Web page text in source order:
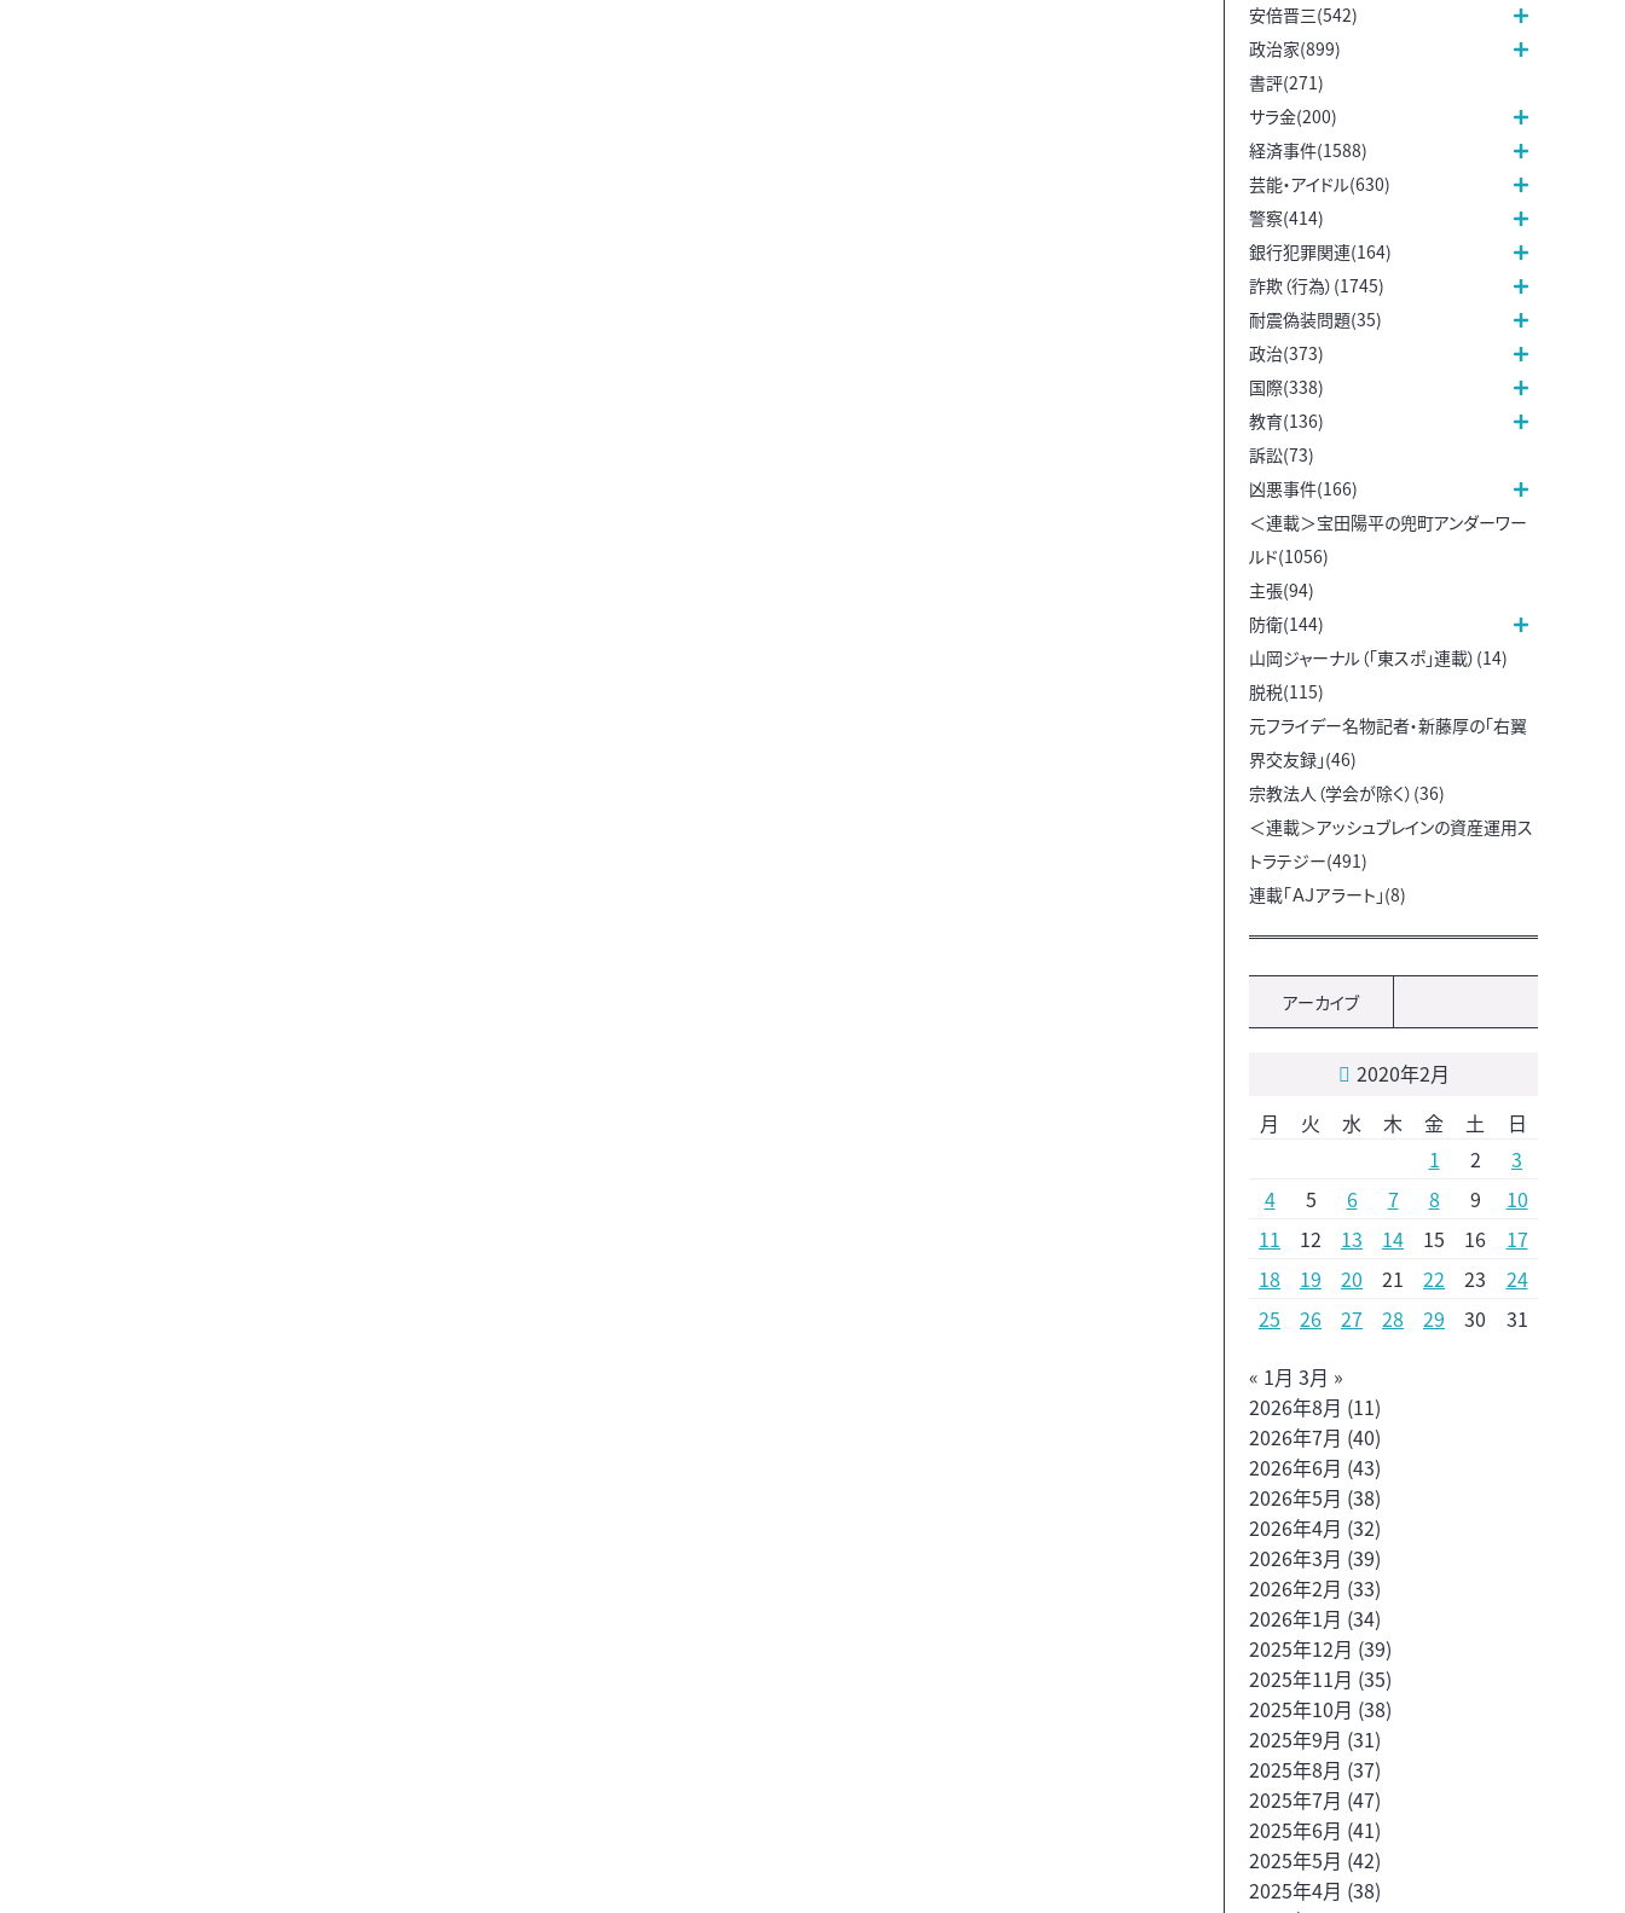
安倍晋三(542)
政治家(899)
書評(271)
サラ金(200)
経済事件(1588)
芸能・アイドル(630)
警察(414)
銀行犯罪関連(164)
詐欺（行為）(1745)
耐震偽装問題(35)
政治(373)
国際(338)
教育(136)
訴訟(73)
凶悪事件(166)
＜連載＞宝田陽平の兜町アンダーワー
ルド(1056)
主張(94)
防衛(144)
山岡ジャーナル（「東スポ」連載）(14)
脱税(115)
元フライデー名物記者・新藤厚の「右翼
界交友録」(46)
宗教法人（学会が除く）(36)
＜連載＞アッシュブレインの資産運用ス
トラテジー(491)
連載「ＡＪアラート」(8)
アーカイブ
2020年2月
月
火 水 木 金 土
日
1
2
3
4
5 6 7 8 9
10
11
12 13 14 15 16
17
18
19 20 21 22 23
24
25
26 27 28 29 30
31
« 1月 3月 »
2026年8月 (11)
2026年7月 (40)
2026年6月 (43)
2026年5月 (38)
2026年4月 (32)
2026年3月 (39)
2026年2月 (33)
2026年1月 (34)
2025年12月 (39)
2025年11月 (35)
2025年10月 (38)
2025年9月 (31)
2025年8月 (37)
2025年7月 (47)
2025年6月 (41)
2025年5月 (42)
2025年4月 (38)